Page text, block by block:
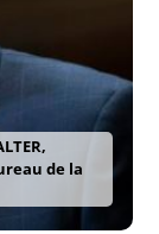
de la